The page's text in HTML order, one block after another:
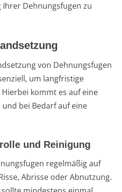
Dehnungsfugen zu
von Dehnungsfugen
um langfristige
kommt es auf eine
bei Bedarf auf eine
und Reinigung
regelmäßig auf
Abrisse oder Abnutzung.